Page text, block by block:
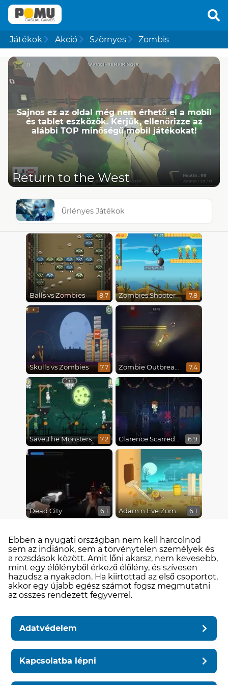
Játékok Akció Szörnyes Zombis
Sajnos ez az oldal még nem érhető el a mobil
és tablet eszközök. Kérjük, ellenőrizze az
alábbi TOP minőségű mobil játékokat!
Return to the West
Űrlényes Játékok
Balls vs Zombies 8.7 Zombies Shooter 7.8
Skulls vs Zombies 7.7 Zombie Outbreak Arena 7.4
Save The Monsters 7.2 Clarence Scarred Silly 6.9
Dead City 6.1 Adam n Eve Zombies 6.1
Ebben a nyugati országban nem kell harcolnod
sem az indiánok, sem a törvénytelen személyek és
a rozsdások között. Amit lőni akarsz, nem kevesebb,
mint egy élőlényből érkező élőlény, és szívesen
hazudsz a nyakadon. Ha kiirtottad az első csoportot,
akkor egy újabb egész számot fogsz megmutatni
az összes rendezett fegyverrel.
Adatvédelem
Kapcsolatba lépni